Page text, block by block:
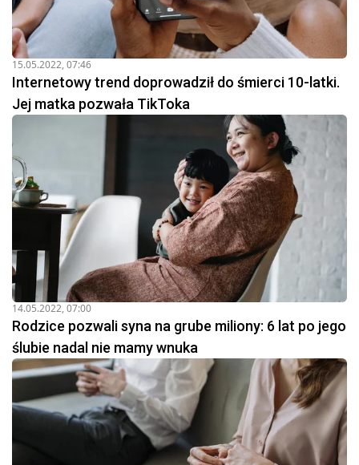
15.05.2022, 07:46
Internetowy trend doprowadził do śmierci 10-latki.
Jej matka pozwała TikToka
14.05.2022, 07:00
Rodzice pozwali syna na grube miliony: 6 lat po jego
ślubie nadal nie mamy wnuka